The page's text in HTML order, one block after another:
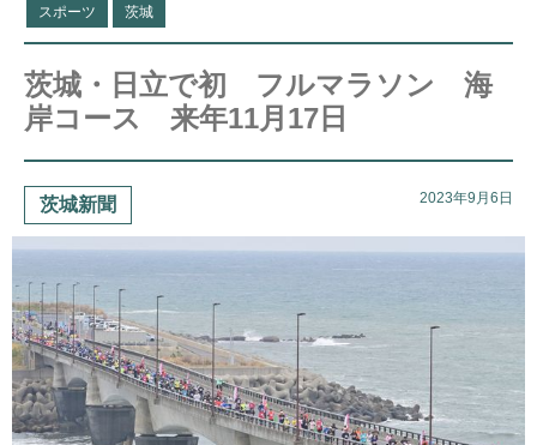
スポーツ 茨城
茨城・日立で初 フルマラソン 海
岸コース 来年11月17日
茨城新聞 2023年9月6日